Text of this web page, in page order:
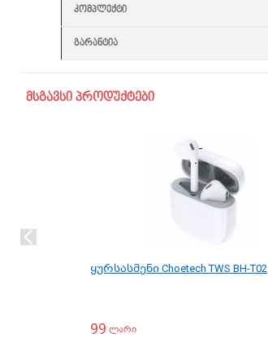
კომპლექტი
გარანტია
მსგავსი პროდუქტები
ყურსასმენი Choetech TWS BH-T02
99 ლარი